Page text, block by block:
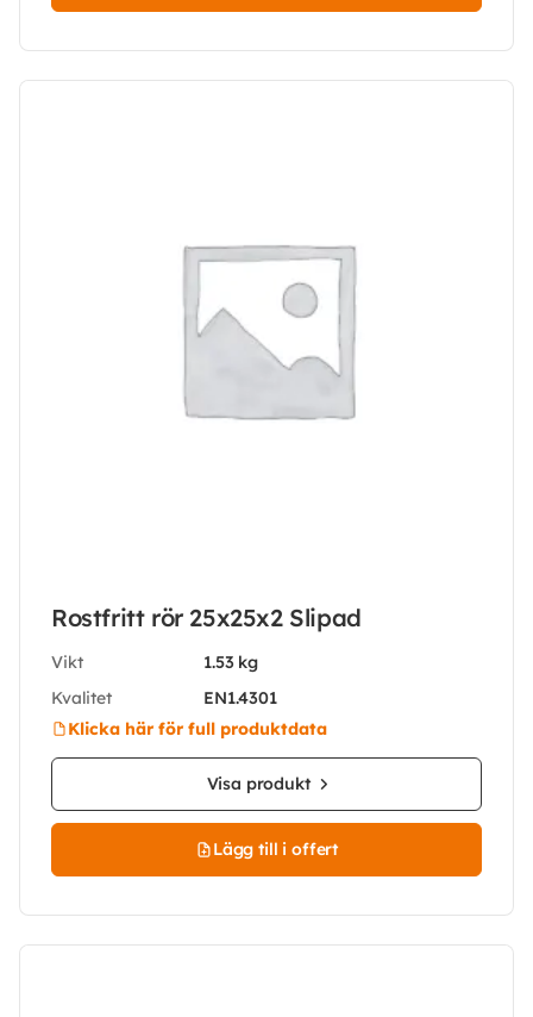
Rostfritt rör 25x25x2 Slipad
Vikt
1.53 kg
Kvalitet
EN1.4301
Klicka här för full produktdata
Visa produkt
Lägg till i offert